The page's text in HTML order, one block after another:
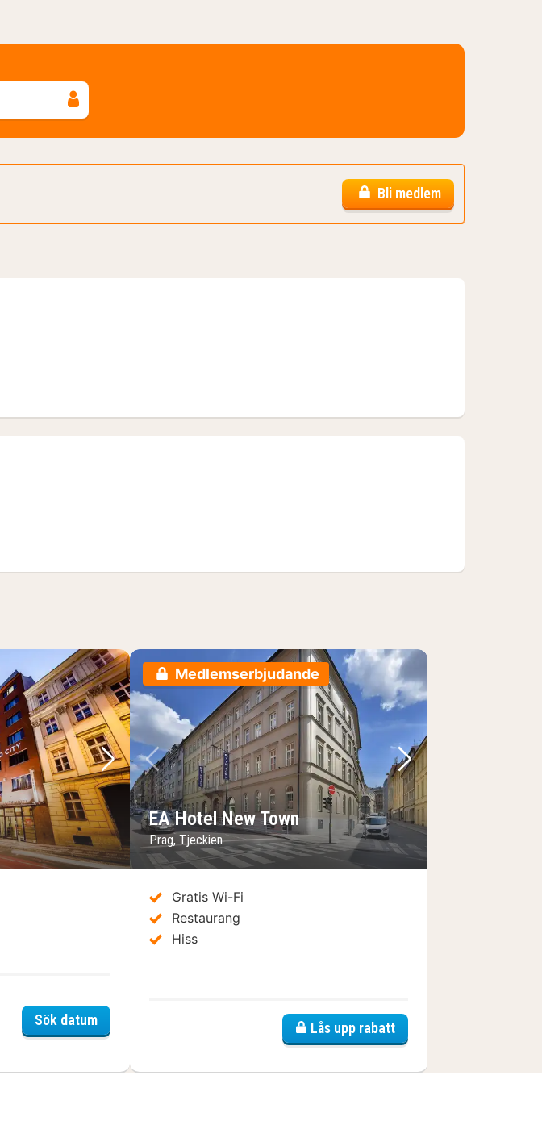
Bli medlem
Nästa bild
Sök datumArchibald City
Medlemserbjudande
Föregående bild
Nästa bild
EA Hotel New Town
Prag, Tjeckien
Gratis Wi-Fi
Restaurang
Hiss
Lås upp rabatt